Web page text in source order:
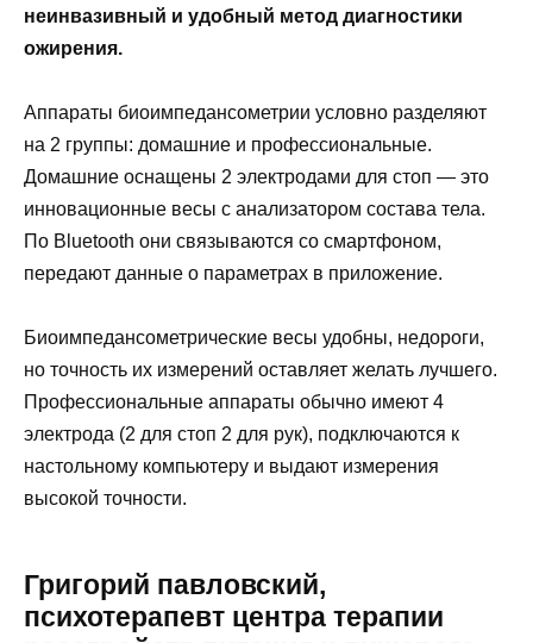
неинвазивный и удобный метод диагностики
ожирения.
Аппараты биоимпедансометрии условно разделяют
на 2 группы: домашние и профессиональные.
Домашние оснащены 2 электродами для стоп — это
инновационные весы с анализатором состава тела.
По Bluetooth они связываются со смартфоном,
передают данные о параметрах в приложение.
Биоимпедансометрические весы удобны, недороги,
но точность их измерений оставляет желать лучшего.
Профессиональные аппараты обычно имеют 4
электрода (2 для стоп 2 для рук), подключаются к
настольному компьютеру и выдают измерения
высокой точности.
Григорий павловский,
психотерапевт центра терапии